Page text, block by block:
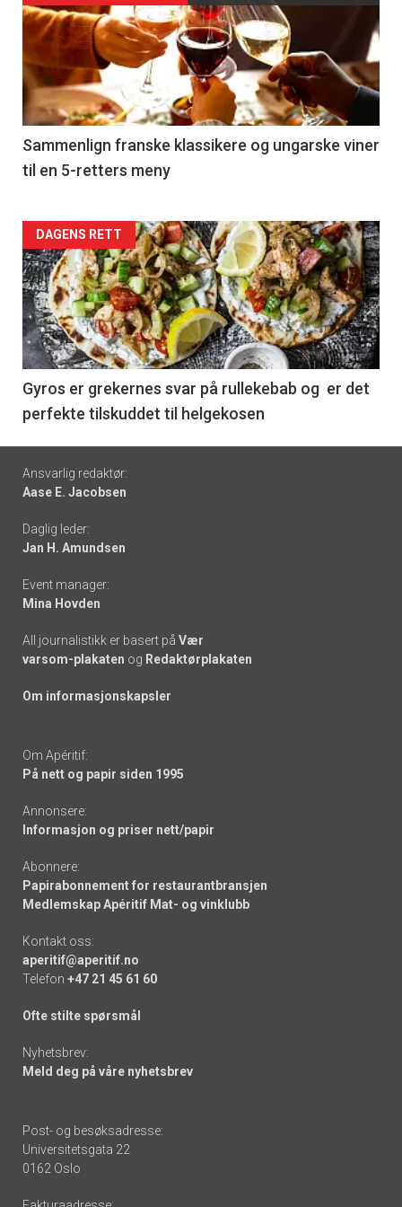
akkurat
nå
-
5
Sammenlign franske klassikere og ungarske viner
til en 5-retters meny
Forsiden
akkurat
nå
-
6
DAGENS RETT
Gyros er grekernes svar på rullekebab og er det
perfekte tilskuddet til helgekosen
Footer
-
links
Ansvarlig redaktør:
Aase E. Jacobsen
Daglig leder:
Jan H. Amundsen
Event manager:
Mina Hovden
All journalistikk er basert på Vær
varsom-plakaten og Redaktørplakaten
Om informasjonskapsler
Om Apéritif:
På nett og papir siden 1995
Annonsere:
Informasjon og priser nett/papir
Abonnere:
Papirabonnement for restaurantbransjen
Medlemskap Apéritif Mat- og vinklubb
Kontakt oss:
aperitif@aperitif.no
Telefon +47 21 45 61 60
Ofte stilte spørsmål
Nyhetsbrev:
Meld deg på våre nyhetsbrev
Post- og besøksadresse:
Universitetsgata 22
0162 Oslo